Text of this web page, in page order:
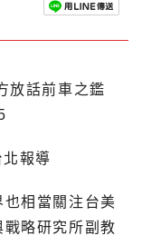
報導
相當關注台美
略研究所副教